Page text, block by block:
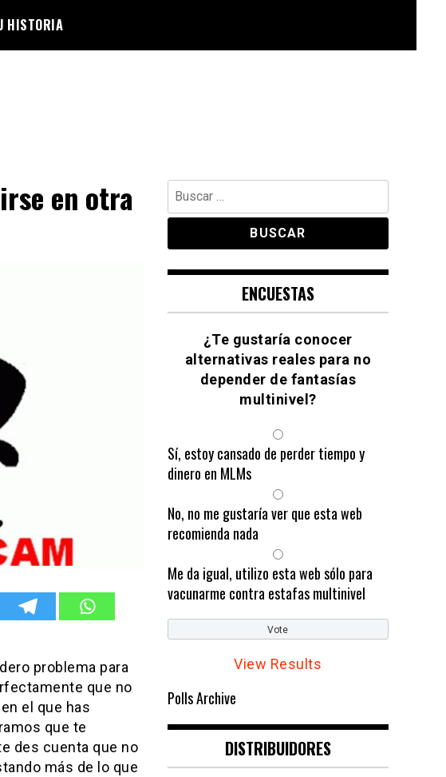
HISTORIA
en otra
problema para
que no
el que has
que te
des cuenta que no
más de lo que
Buscar:
ENCUESTAS
¿Te gustaría conocer
alternativas reales para no
depender de fantasías
multinivel?
Sí, estoy cansado de perder tiempo y
dinero en MLMs
No, no me gustaría ver que esta web
recomienda nada
Me da igual, utilizo esta web sólo para
vacunarme contra estafas multinivel
View Results
Polls Archive
DISTRIBUIDORES